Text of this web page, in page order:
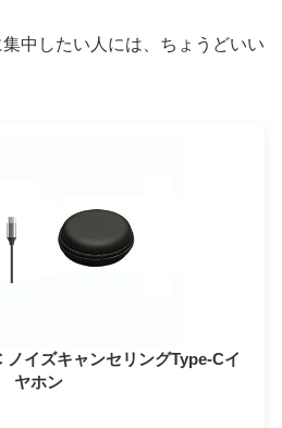
中したい人には、ちょうどいい
イズキャンセリングType-Cイ
ヤホン